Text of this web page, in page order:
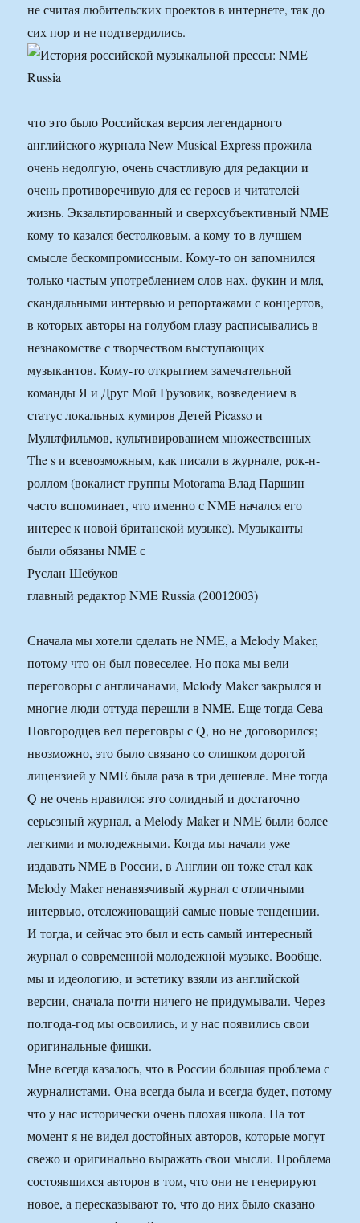
не считая любительских проектов в интернете, так до
сих пор и не подтвердились.
что это было Российская версия легендарного
английского журнала New Musical Express прожила
очень недолгую, очень счастливую для редакции и
очень противоречивую для ее героев и читателей
жизнь. Экзальтированный и сверхсубъективный NME
кому-то казался бестолковым, а кому-то в лучшем
смысле бескомпромиссным. Кому-то он запомнился
только частым употреблением слов нах, фукин и мля,
скандальными интервью и репортажами с концертов,
в которых авторы на голубом глазу расписывались в
незнакомстве с творчеством выступающих
музыкантов. Кому-то открытием замечательной
команды Я и Друг Мой Грузовик, возведением в
статус локальных кумиров Детей Picasso и
Мультфильмов, культивированием множественных
The s и всевозможным, как писали в журнале, рок-н-
роллом (вокалист группы Motorama Влад Паршин
часто вспоминает, что именно с NME начался его
интерес к новой британской музыке). Музыканты
были обязаны NME с
Руслан Шебуков
главный редактор NME Russia (20012003)
Сначала мы хотели сделать не NME, а Melody Maker,
потому что он был повеселее. Но пока мы вели
переговоры с англичанами, Melody Maker закрылся и
многие люди оттуда перешли в NME. Еще тогда Сева
Новгородцев вел переговры с Q, но не договорился;
нвозможно, это было связано со слишком дорогой
лицензией у NME была раза в три дешевле. Мне тогда
Q не очень нравился: это солидный и достаточно
серьезный журнал, а Melody Maker и NME были более
легкими и молодежными. Когда мы начали уже
издавать NME в России, в Англии он тоже стал как
Melody Maker ненавязчивый журнал с отличными
интервью, отслежиюващий самые новые тенденции.
И тогда, и сейчас это был и есть самый интересный
журнал о современной молодежной музыке. Вообще,
мы и идеологию, и эстетику взяли из английской
версии, сначала почти ничего не придумывали. Через
полгода-год мы освоились, и у нас появились свои
оригинальные фишки.
Мне всегда казалось, что в России большая проблема с
журналистами. Она всегда была и всегда будет, потому
что у нас исторически очень плохая школа. На тот
момент я не видел достойных авторов, которые могут
свежо и оригинально выражать свои мысли. Проблема
состоявшихся авторов в том, что они не генерируют
новое, а пересказывают то, что до них было сказано